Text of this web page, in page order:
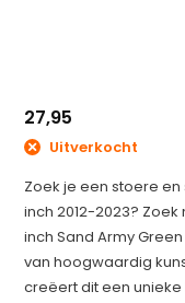
27,95
Uitverkocht
Zoek je een stoere en
inch 2012-2023?
inch Sand Army
van hoogwaardig
creëert dit een